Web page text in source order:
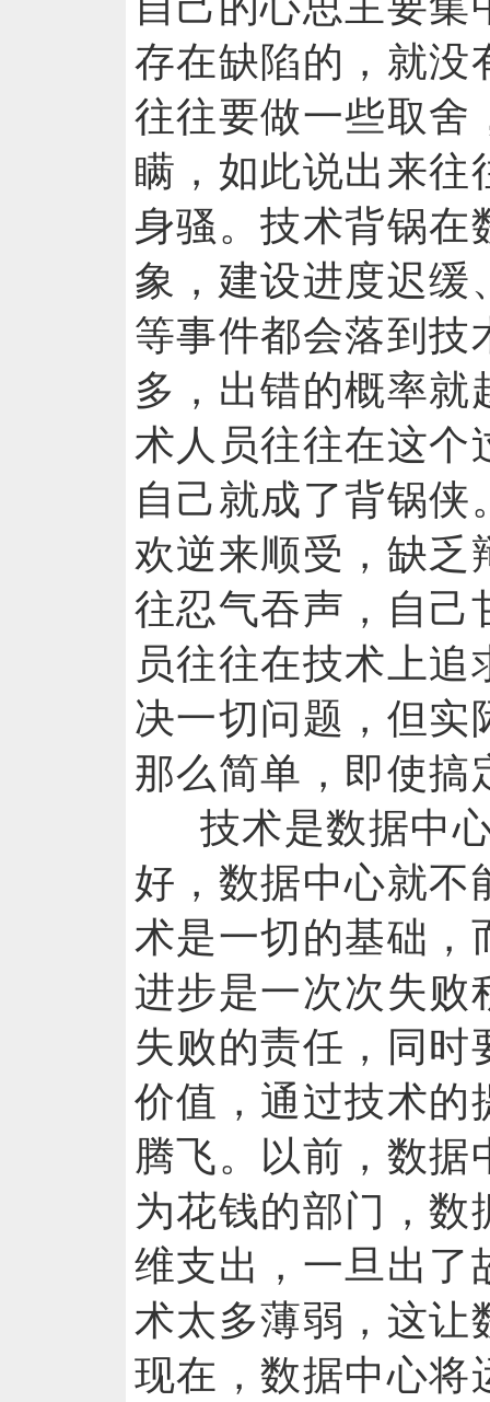
存在缺陷的，就没
往往要做一些取舍
瞒，如此说出来往
身骚。技术背锅在
象，建设进度迟缓
等事件都会落到技
多，出错的概率就
术人员往往在这个
自己就成了背锅
欢逆来顺受，缺乏
往忍气吞声，自己
员往往在技术上
决一切问题，但实
那么简单，即使搞
技术是数据中
好，数据中心就不
术是一切的基础，
进步是一次次失败
失败的责任，同时
价值，通过技术的
腾飞。以前，数据
为花钱的部门，数
维支出，一旦出了
术太多薄弱，这让
现在，数据中心将